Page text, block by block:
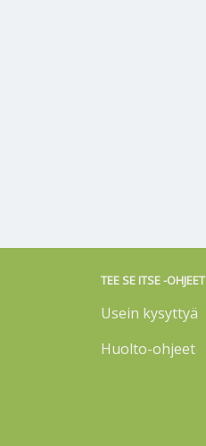
TEE SE ITSE -OHJEET
Usein kysyttyä
Huolto-ohjeet